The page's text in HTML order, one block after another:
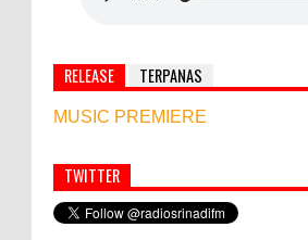
RELEASE TERPANAS
MUSIC PREMIERE
Simbol Persahabatan, RI Bangun
Afghanistan
TWITTER